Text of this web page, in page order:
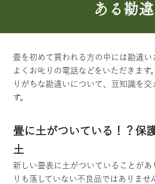
ある勘
畳を初めて買われる方の中には勘違い
よくお叱りの電話などをいただきます
りがちな勘違いについて、豆知識を交
す。
畳に土がついている！？保
土
新しい畳表に土がついていることがあ
りも落していない不良品ではありませ